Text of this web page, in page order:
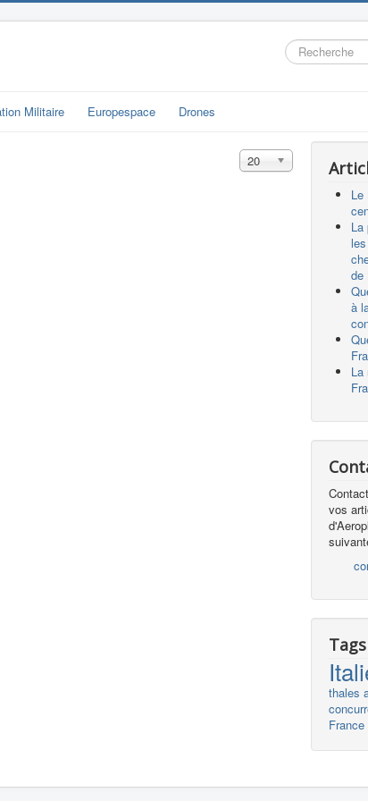
Rechercher
Militaire Europespace Drones
Affichage #
20
Le
La
de
à
La
vos
Tags
thales
France